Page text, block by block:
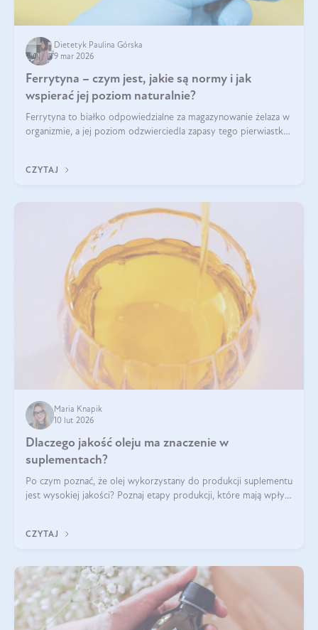
Dietetyk Paulina Górska
9 mar 2026
Ferrytyna – czym jest, jakie są normy i jak
wspierać jej poziom naturalnie?
Ferrytyna to białko odpowiedzialne za magazynowanie żelaza w
organizmie, a jej poziom odzwierciedla zapasy tego pierwiastka.
funkcjonowanie (
CZYTAJ
Maria Knapik
10 lut 2026
Dlaczego jakość oleju ma znaczenie w
suplementach?
Po czym poznać, że olej wykorzystany do produkcji suplementu
jest wysokiej jakości? Poznaj etapy produkcji, które mają wpływ
CZYTAJ